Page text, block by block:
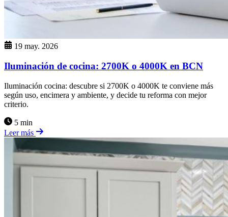
19 may. 2026
Iluminación de cocina: 2700K o 4000K en BCN
Iluminación cocina: descubre si 2700K o 4000K te conviene más
según uso, encimera y ambiente, y decide tu reforma con mejor
criterio.
5 min
Leer más